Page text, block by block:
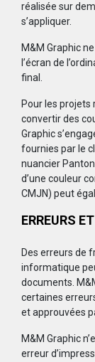
réalisée sur
s’appliquer.
M&M Graphic
l’écran de
final.
Pour les
convertir des
Graphic
fournies par le
nuancier
d’une couleur
CMJN) peut
ERREURS
Des erreurs de
informatique
documents.
certaines
et approuvées
M&M Graphic
erreur